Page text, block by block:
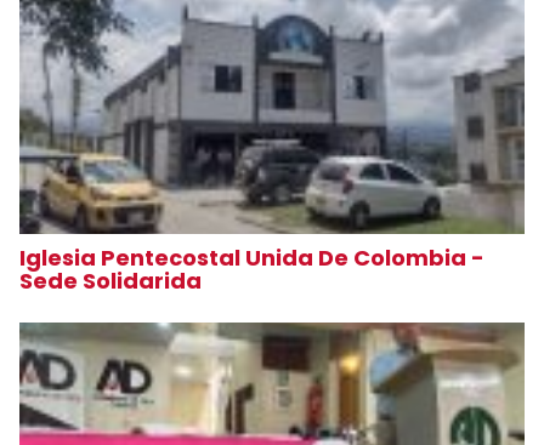
Iglesia Pentecostal Unida De Colombia -
Sede Solidarida